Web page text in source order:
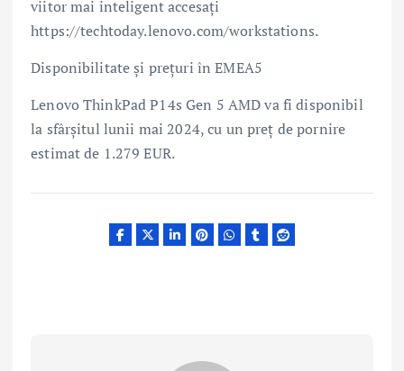
viitor mai inteligent accesați
https://techtoday.lenovo.com/workstations.
Disponibilitate și prețuri în EMEA5
Lenovo ThinkPad P14s Gen 5 AMD va fi disponibil
la sfârșitul lunii mai 2024, cu un preț de pornire
estimat de 1.279 EUR.